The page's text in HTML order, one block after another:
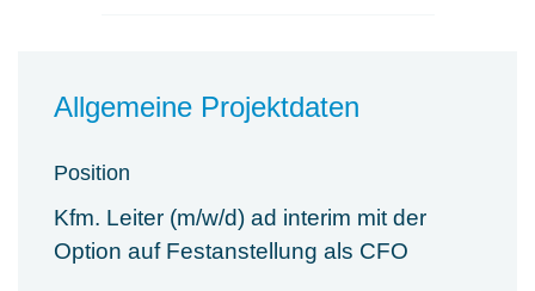
Allgemeine Projektdaten
Position
Kfm. Leiter (m/w/d) ad interim mit der
Option auf Festanstellung als CFO